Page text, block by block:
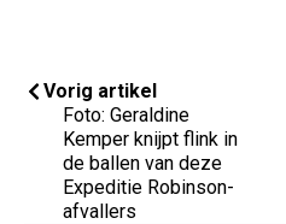
Vorig artikel
Foto: Geraldine
Kemper knijpt flink in
de ballen van deze
Expeditie Robinson-
afvallers